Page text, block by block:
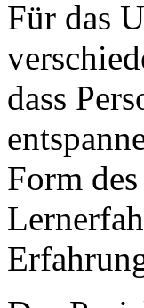
Für das
dass
Form